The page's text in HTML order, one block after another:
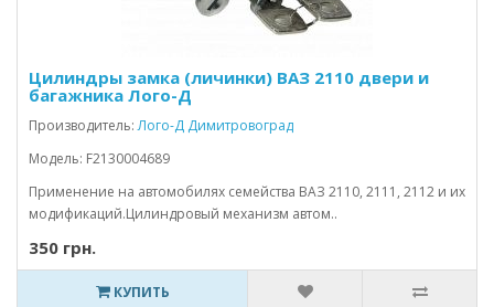
Цилиндры замка (личинки) ВАЗ 2110 двери и
багажника Лого-Д
Производитель:Лого-Д Димитровоград
Модель: F2130004689
Применение на автомобилях семейства ВАЗ 2110, 2111, 2112 и их
модификаций.Цилиндровый механизм автом..
350 грн.
КУПИТЬ